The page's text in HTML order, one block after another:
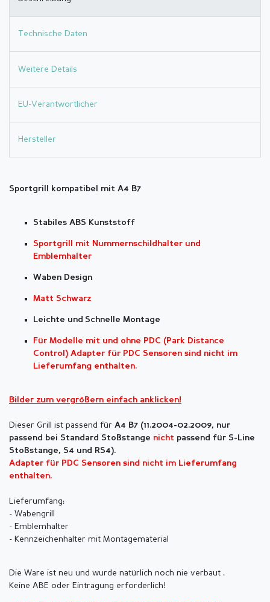
Technische Daten
Weitere Details
EU-Verantwortlicher
Hersteller
Sportgrill kompatibel mit A4 B7
Stabiles ABS Kunststoff
Sportgrill mit Nummernschildhalter und
Emblemhalter
Waben Design
Matt Schwarz
Leichte und Schnelle Montage
Für Modelle mit und ohne PDC (Park Distance
Control) Adapter für PDC Sensoren sind nicht im
Lieferumfang enthalten.
Bilder zum vergrößern einfach anklicken!
Dieser Grill ist passend für A4 B7 (11.2004-02.2009, nur
passend bei Standard Stoßstange nicht passend für S-Line
Stoßstange, S4 und RS4).
Adapter für PDC Sensoren sind nicht im Lieferumfang
enthalten.
Lieferumfang:
- Wabengrill
- Emblemhalter
- Kennzeichenhalter mit Montagematerial
Die Ware ist neu und wurde natürlich noch nie verbaut .
Keine ABE oder Eintragung erforderlich!